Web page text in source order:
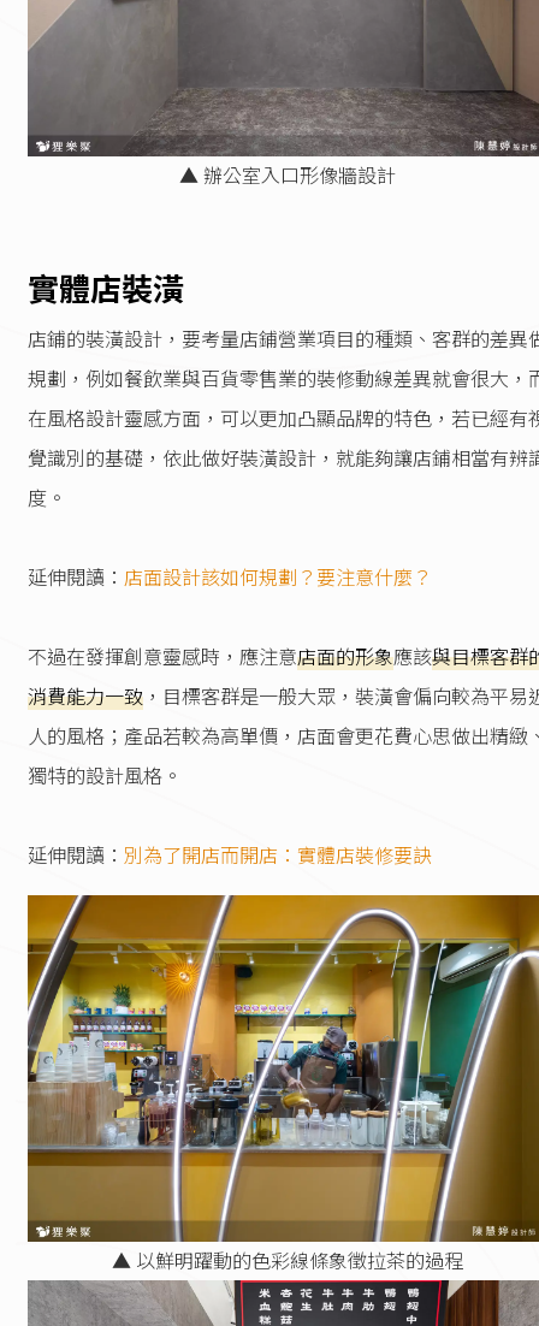
▲ 辦公室入口形像牆設計
實體店裝潢
店鋪的裝潢設計，要考量店鋪營業項目的種類、客群的差異
規劃，例如餐飲業與百貨零售業的裝修動線差異就會很大，
在風格設計靈感方面，可以更加凸顯品牌的特色，若已經有
覺識別的基礎，依此做好裝潢設計，就能夠讓店鋪相當有辨
度。
延伸閱讀： 店面設計該如何規劃？要注意什麼？
不過在發揮創意靈感時，應注意店面的形象應該與目標客群
消費能力一致 ，目標客群是一般大眾，裝潢會偏向較為平易
人的風格；產品若較為高單價，店面會更花費心思做出精緻
獨特的設計風格。
延伸閱讀： 別為了開店而開店：實體店裝修要訣
▲ 以鮮明躍動的色彩線條象徵拉茶的過程